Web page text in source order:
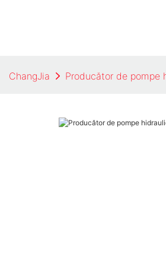
ChangJia Producător de pompe